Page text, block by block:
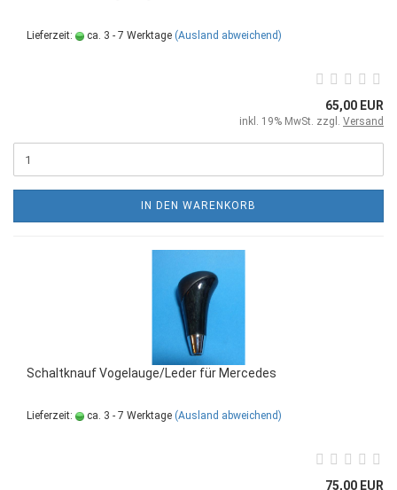
Lieferzeit: ca. 3 - 7 Werktage (Ausland abweichend)
65,00 EUR
inkl. 19% MwSt. zzgl. Versand
IN DEN WARENKORB
Schaltknauf Vogelauge/Leder für Mercedes
Lieferzeit: ca. 3 - 7 Werktage (Ausland abweichend)
75,00 EUR